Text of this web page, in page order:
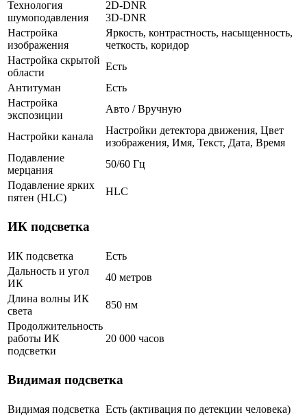
Технология
шумоподавления
2D-DNR
3D-DNR
Настройка
изображения
Яркость, контрастность, насыщенность,
четкость, коридор
Настройка скрытой
области
Есть
Антитуман
Есть
Настройка
экспозиции
Авто / Вручную
Настройки канала
Настройки детектора движения, Цвет
изображения, Имя, Текст, Дата, Время
Подавление
мерцания
50/60 Гц
Подавление ярких
пятен (HLC)
HLC
ИК подсветка
ИК подсветка
Есть
Дальность и угол
ИК
40 метров
Длина волны ИК
света
850 нм
Продолжительность
работы ИК
подсветки
20 000 часов
Видимая подсветка
Видимая подсветка Есть (активация по детекции человека)